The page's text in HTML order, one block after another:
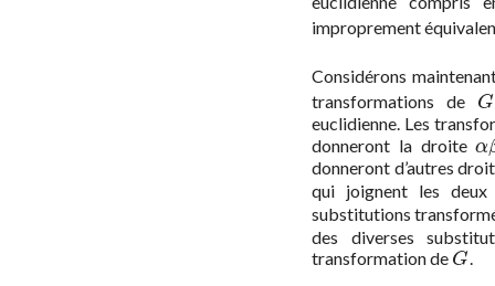
improprement
Considérons
transformations de
G
G
euclidienne. Les
donneront la droiteα
αβ
donneront d’autres
qui joignent les
substitutions
des diverses
transformation de G
G.